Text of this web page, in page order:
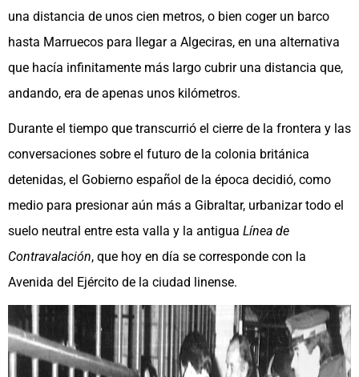
una distancia de unos cien metros, o bien coger un barco
hasta Marruecos para llegar a Algeciras, en una alternativa
que hacía infinitamente más largo cubrir una distancia que,
andando, era de apenas unos kilómetros.
Durante el tiempo que transcurrió el cierre de la frontera y las
conversaciones sobre el futuro de la colonia británica
detenidas, el Gobierno español de la época decidió, como
medio para presionar aún más a Gibraltar, urbanizar todo el
suelo neutral entre esta valla y la antigua Línea de
Contravalación, que hoy en día se corresponde con la
Avenida del Ejército de la ciudad linense.